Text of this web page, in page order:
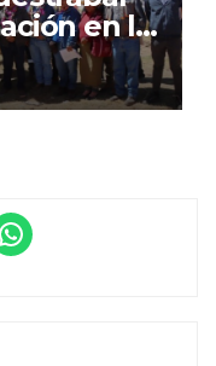
en la
por
riesgo a